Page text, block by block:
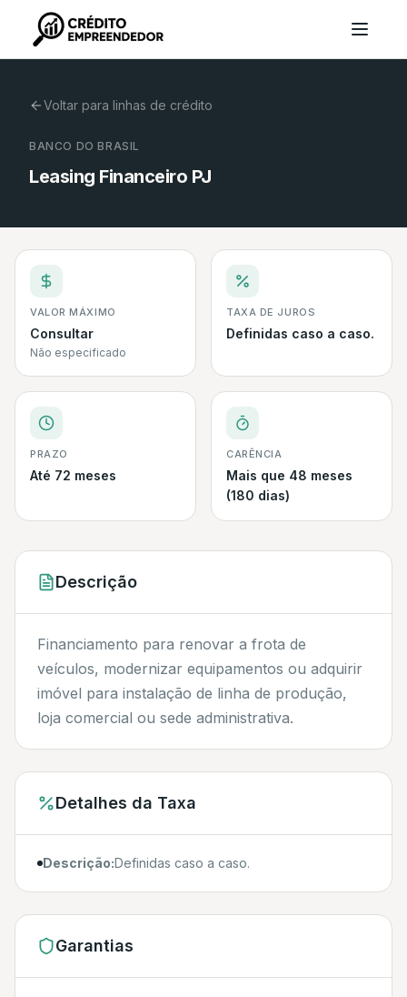
Voltar para linhas de crédito
BANCO DO BRASIL
Leasing Financeiro PJ
VALOR MÁXIMO
Consultar
Não especificado
TAXA DE JUROS
Definidas caso a caso.
PRAZO
Até 72 meses
CARÊNCIA
Mais que 48 meses
(180 dias)
Descrição
Financiamento para renovar a frota de
veículos, modernizar equipamentos ou adquirir
imóvel para instalação de linha de produção,
loja comercial ou sede administrativa.
Detalhes da Taxa
Descrição:Definidas caso a caso.
Garantias